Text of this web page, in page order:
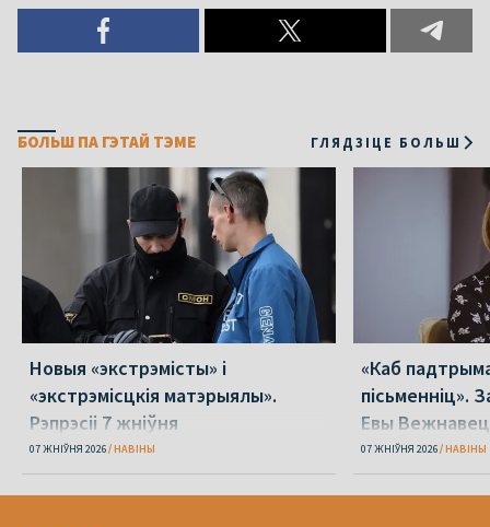
БОЛЬШ ПА ГЭТАЙ ТЭМЕ ГЛЯДЗІЦЕ БОЛЬШ
Новыя «экстрэмісты» і
«экстрэмісцкія матэрыялы».
Рэпрэсіі 7 жніўня
07 ЖНІЎНЯ 2026 НАВІНЫ
«Каб
пісьменніц».
Евы Вежнавец
07 ЖНІЎНЯ 2026 НАВІНЫ